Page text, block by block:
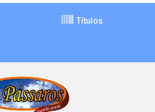
Títulos